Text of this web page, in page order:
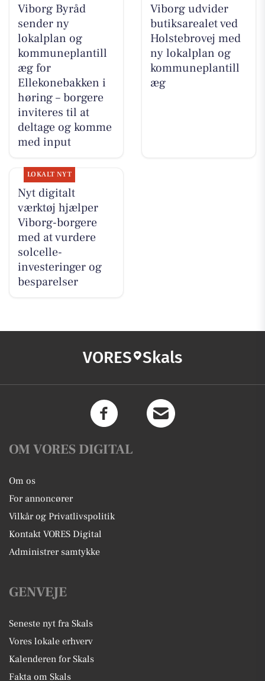
Viborg Byråd
sender ny
lokalplan og
kommuneplantill
æg for
Ellekonebakken i
høring – borgere
inviteres til at
deltage og komme
med input
Viborg udvider
butiksarealet ved
Holstebrovej med
ny lokalplan og
kommuneplantill
æg
LOKALT NYT
Nyt digitalt
værktøj hjælper
Viborg-borgere
med at vurdere
solcelle-
investeringer og
besparelser
VORES Skals
OM VORES DIGITAL
Om os
For annoncører
Vilkår og Privatlivspolitik
Kontakt VORES Digital
Administrer samtykke
GENVEJE
Seneste nyt fra Skals
Vores lokale erhverv
Kalenderen for Skals
Fakta om Skals